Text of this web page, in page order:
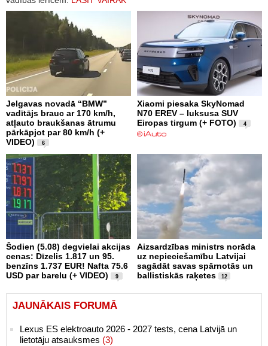
Jelgavas novadā “BMW”
vadītājs brauc ar 170 km/h,
atļauto braukšanas ātrumu
pārkāpjot par 80 km/h (+
VIDEO)
6
Xiaomi piesaka SkyNomad
N70 EREV – luksusa SUV
Eiropas tirgum (+ FOTO)
4
Šodien (5.08) degvielai akcijas
cenas: Dīzelis 1.817 un 95.
benzīns 1.737 EUR! Nafta 75.6
USD par barelu (+ VIDEO)
9
Aizsardzības ministrs norāda
uz nepieciešamību Latvijai
sagādāt savas spārnotās un
ballistiskās raķetes
12
JAUNĀKAIS FORUMĀ
Lexus ES elektroauto 2026 - 2027 tests, cena Latvijā un
lietotāju atsauksmes (3)